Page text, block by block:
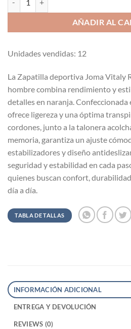
AÑADIR AL
Unidades vendidas: 12
La Zapatilla deportiva Joma Vitaly
hombre combina rendimiento y
detalles en naranja. Confeccionada
ofrece ligereza y una óptima
cordones, junto a la talonera
memoria, garantiza un ajuste
estabilizadores y diseño
seguridad y estabilidad en cada
quienes buscan confort,
día a día.
TABLA DE TALLAS
INFORMACIÓN ADICIONAL
ENTREGA Y DEVOLUCIÓN
REVIEWS (0)